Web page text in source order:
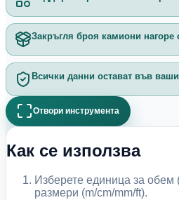
Закръгля броя камиони нагоре
Всички данни остават във
Отвори инструмента
Как се използва
Изберете единица за обем
размери (m/cm/mm/ft).